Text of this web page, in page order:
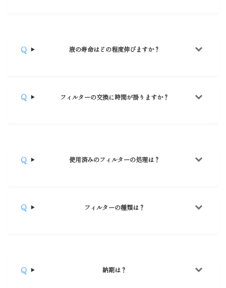
液の寿命はどの程度伸びますか？
フィルターの交換に時間が掛りますか？
使用済みのフィルターの処理は？
フィルターの種類は？
納期は？